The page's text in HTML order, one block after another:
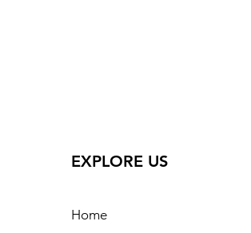
EXPLORE US
Home